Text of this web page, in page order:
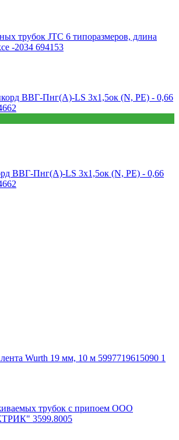
трубок JTC 6 типоразмеров, длина
-2034 694153
ВВГ-Пнг(А)-LS 3x1,5ок (N, PE) - 0,66
Wurth 19 мм, 10 м 5997719615090 1